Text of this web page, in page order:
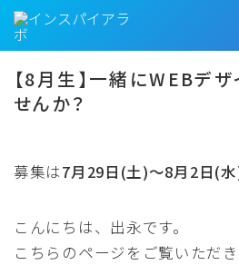
プロフィール
お客様の声
【8月生】一緒にWEBデ
せんか？
募集は7月29日(土)〜8月2日(
こんにちは、出永です。
こちらのページをご覧いただ